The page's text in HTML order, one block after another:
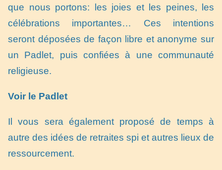
que nous portons: les joies et les peines, les
célébrations importantes… Ces intentions
seront déposées de façon libre et anonyme sur
un Padlet, puis confiées à une communauté
religieuse.
Voir le Padlet
Il vous sera également proposé de temps à
autre des idées de retraites spi et autres lieux de
ressourcement.